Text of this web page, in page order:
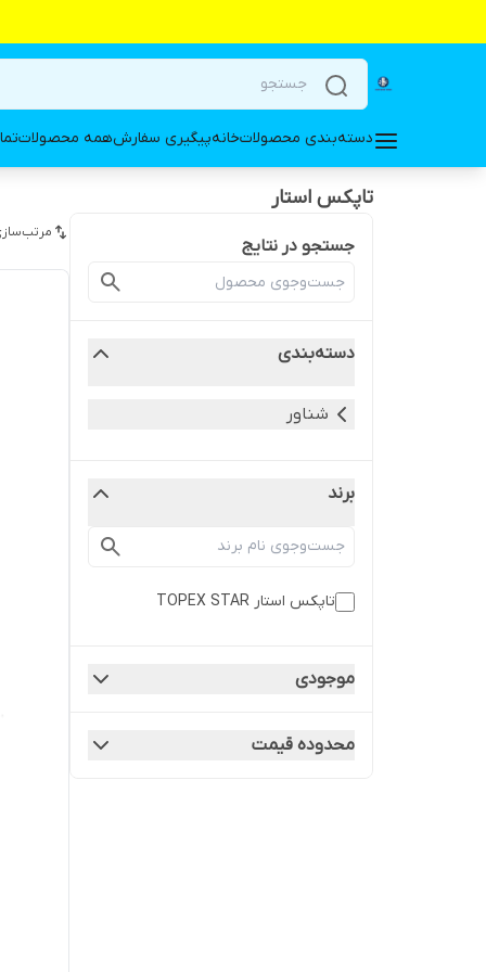
دسته‌بندی محصولاتخانهپیگیری سفارشهمه محصولات
تاپکس استار
جستجو در نتایج
دسته‌بندی
شناور
برند
تاپکس استار TOPEX STAR
موجودی
محدوده قیمت